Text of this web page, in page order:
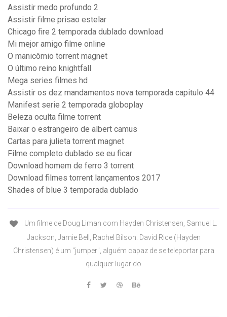
Assistir medo profundo 2
Assistir filme prisao estelar
Chicago fire 2 temporada dublado download
Mi mejor amigo filme online
O manicômio torrent magnet
O último reino knightfall
Mega series filmes hd
Assistir os dez mandamentos nova temporada capitulo 44
Manifest serie 2 temporada globoplay
Beleza oculta filme torrent
Baixar o estrangeiro de albert camus
Cartas para julieta torrent magnet
Filme completo dublado se eu ficar
Download homem de ferro 3 torrent
Download filmes torrent lançamentos 2017
Shades of blue 3 temporada dublado
Um filme de Doug Liman com Hayden Christensen, Samuel L.
Jackson, Jamie Bell, Rachel Bilson. David Rice (Hayden
Christensen) é um "jumper", alguém capaz de se teleportar para
qualquer lugar do